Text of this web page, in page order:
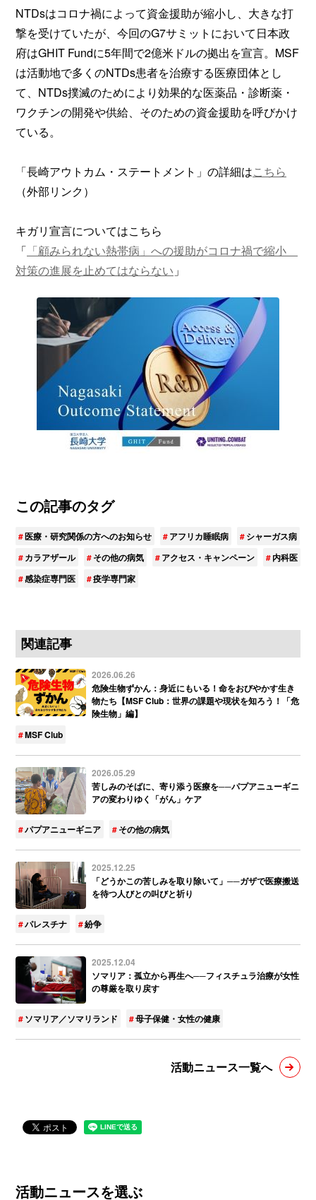
NTDsはコロナ禍によって資金援助が縮小し、大きな打
撃を受けていたが、今回のG7サミットにおいて日本政
府はGHIT Fundに5年間で2億米ドルの拠出を宣言。MSF
は活動地で多くのNTDs患者を治療する医療団体とし
て、NTDs撲滅のためにより効果的な医薬品・診断薬・
ワクチンの開発や供給、そのための資金援助を呼びかけ
ている。
「長崎アウトカム・ステートメント」の詳細はこちら
（外部リンク）
キガリ宣言についてはこちら
「 「顧みられない熱帯病」への援助がコロナ禍で縮小
対策の進展を止めてはならない 」
この記事のタグ
医療・研究関係の方へのお知らせ アフリカ睡眠病
シャーガス病
カラアザール
その他の病気 アクセス・キャンペーン
内科医
感染症専門医
疫学専門家
関連記事
2026.06.26
危険生物ずかん：身近にもいる！命をおびやかす生き
物たち【MSF Club：世界の課題や現状を知ろう！「危
険生物」編】
MSF Club
2026.05.29
苦しみのそばに、寄り添う医療を──パプアニューギニ
アの変わりゆく「がん」ケア
パプアニューギニア その他の病気
2025.12.25
「どうかこの苦しみを取り除いて」──ガザで医療搬送
を待つ人びとの叫びと祈り
パレスチナ 紛争
2025.12.04
ソマリア：孤立から再生へ──フィスチュラ治療が女性
の尊厳を取り戻す
ソマリア／ソマリランド 母子保健・女性の健康
活動ニュース一覧へ
活動ニュースを選ぶ